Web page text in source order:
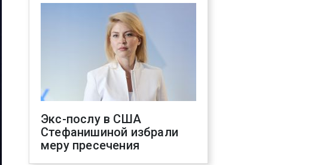
Экс-послу в США
Стефанишиной избрали
меру пресечения